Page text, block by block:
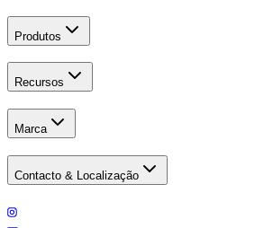
Produtos
Recursos
Marca
Contacto & Localização